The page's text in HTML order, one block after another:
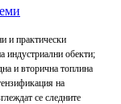
и практически
индустриални обекти;
и вторична топлина
на
се следните